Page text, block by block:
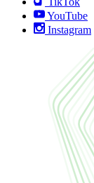
YouTube
Instagram